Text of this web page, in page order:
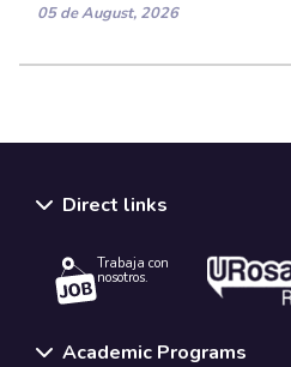
05 de August, 2026
Direct links
Trabaja con
nosotros.
Academic Programs